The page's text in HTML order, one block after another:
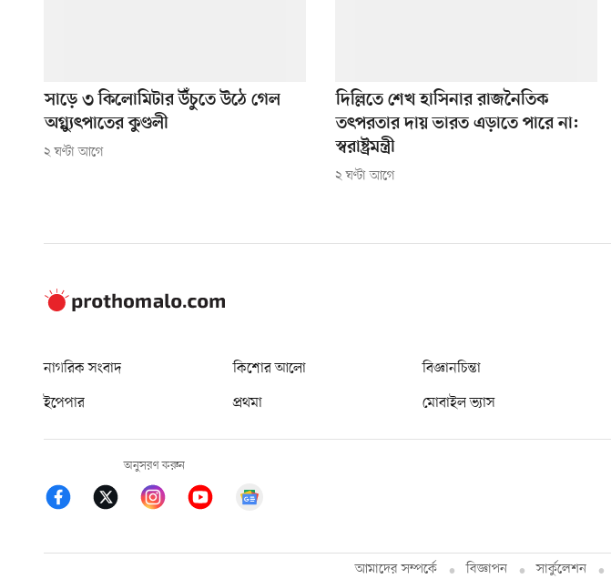
সাড়ে ৩ কিলোমিটার উঁচুতে উঠে গেল
অগ্ন্যুৎপাতের কুণ্ডলী
২ ঘণ্টা আগে
দিল্লিতে শেখ হাসিনার রাজনৈতিক
তৎপরতার দায় ভারত এড়াতে পারে না:
স্বরাষ্ট্রমন্ত্রী
২ ঘণ্টা আগে
নাগরিক সংবাদ কিশোর আলো বিজ্ঞানচিন্তা
ইপেপার
প্রথমা মোবাইল ভ্যাস
অনুসরণ করুন
আমাদের সম্পর্কে বিজ্ঞাপন সার্কুলেশন